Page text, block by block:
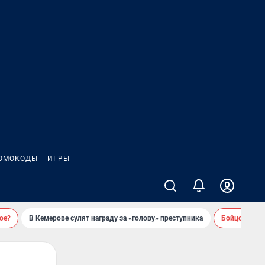
ИГРЫ
В Кемерове сулят награду за «голову» преступника Бойцовский